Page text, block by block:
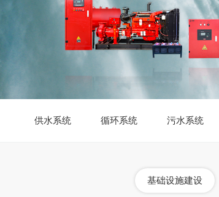
供水系统 循环系统 污水系统
基础设施建设